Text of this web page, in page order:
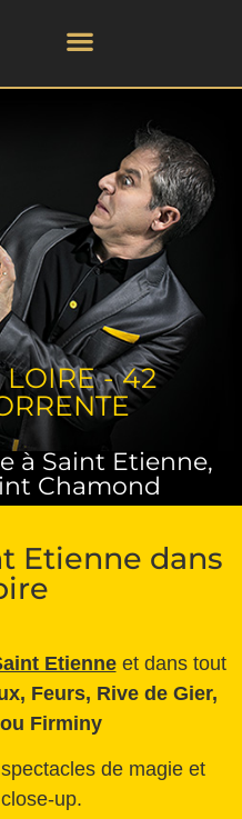
- 42
à Saint Etienne,
Chamond
Etienne dans
Etienneet dans tout
Feurs, Rive de Gier,
Firminy
de magie et
up.